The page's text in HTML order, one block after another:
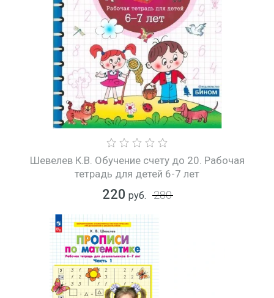
Шевелев К.В. Обучение счету до 20. Рабочая
тетрадь для детей 6-7 лет
220 руб. 280